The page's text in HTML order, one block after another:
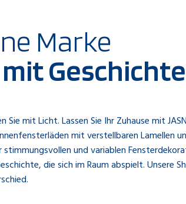
Marke
mit Geschichte
Sie mit Licht. Lassen Sie Ihr Zuhause mit
mit verstellbaren Lamellen
stimmungsvollen und variablen
die sich im Raum abspielt. Unsere